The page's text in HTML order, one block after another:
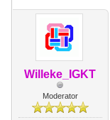
Willeke_IGKT
Moderator